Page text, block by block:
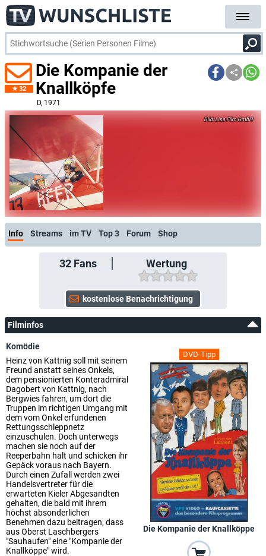
32
Die Kompanie der
Knallköpfe
D, 1971
Lisa Film GmbH
Info Streams im TV Top 3 Forum Shop
32Fans Wertung
Filminfos
DVD-Tipp
Die Kompanie der Knallköppe
Komödie
Heinz von Kattnig soll mit seinem
Freund anstatt seines Onkels,
dem pensionierten Konteradmiral
Dagobert von Kattnig, nach
Bergwies fahren, um dort die
Truppen im richtigen Umgang mit
dem vom Onkel erfundenen
Rettungsschleppnetz
einzuschulen. Doch unterwegs
machen sie noch auf der
Reeperbahn halt und schicken ihr
Gepäck voraus nach Bayern.
Durch einen Zufall werden zwei
Handelsvertreter für die
erwarteten Kieler Abgesandten
gehalten, die bald mit ihrem
höchst absonderlichen
Benehmen dazu beitragen, dass
aus Oberst Laschbergers
"Sauhaufen" eine "Kompanie der
Knallköppe" wird.